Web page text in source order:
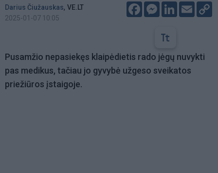
Darius Čiužauskas, VE.LT
2025-01-07 10:05
FacebookMessenger
LinkedIn
Email
Pusamžio nepasiekęs klaipėdietis rado jėgų nuvykti
pas medikus, tačiau jo gyvybė užgeso sveikatos
priežiūros įstaigoje.